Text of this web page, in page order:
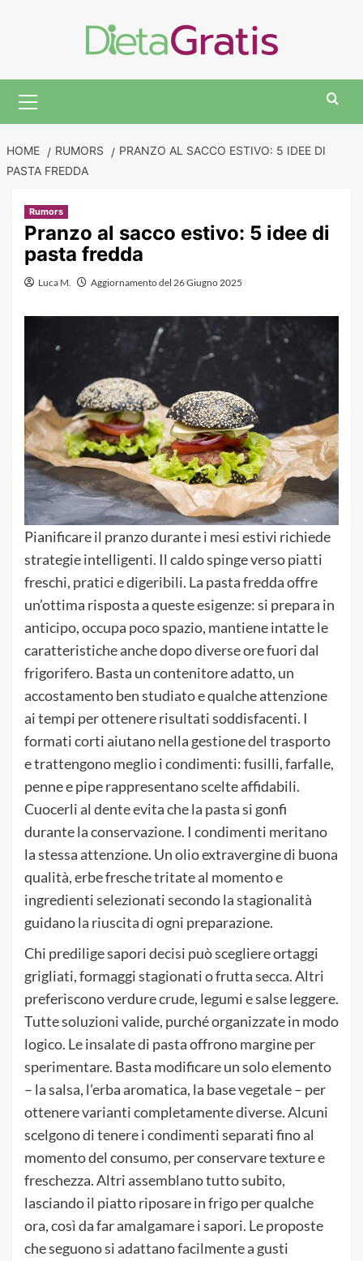
Menu
HOME RUMORS
PRANZO AL SACCO ESTIVO: 5 IDEE DI
PASTA FREDDA
Rumors
Pranzo al sacco estivo: 5 idee di
pasta fredda
Luca M. Aggiornamento del 26 Giugno 2025
Pianificare il pranzo durante i mesi estivi richiede
strategie intelligenti. Il caldo spinge verso piatti
freschi, pratici e digeribili. La pasta fredda offre
un’ottima risposta a queste esigenze: si prepara in
anticipo, occupa poco spazio, mantiene intatte le
caratteristiche anche dopo diverse ore fuori dal
frigorifero. Basta un contenitore adatto, un
accostamento ben studiato e qualche attenzione
ai tempi per ottenere risultati soddisfacenti. I
formati corti aiutano nella gestione del trasporto
e trattengono meglio i condimenti: fusilli, farfalle,
penne e pipe rappresentano scelte affidabili.
Cuocerli al dente evita che la pasta si gonfi
durante la conservazione. I condimenti meritano
la stessa attenzione. Un olio extravergine di buona
qualità, erbe fresche tritate al momento e
ingredienti selezionati secondo la stagionalità
guidano la riuscita di ogni preparazione.
Chi predilige sapori decisi può scegliere ortaggi
grigliati, formaggi stagionati o frutta secca. Altri
preferiscono verdure crude, legumi e salse leggere.
Tutte soluzioni valide, purché organizzate in modo
logico. Le insalate di pasta offrono margine per
sperimentare. Basta modificare un solo elemento
– la salsa, l’erba aromatica, la base vegetale – per
ottenere varianti completamente diverse. Alcuni
scelgono di tenere i condimenti separati fino al
momento del consumo, per conservare texture e
freschezza. Altri assemblano tutto subito,
lasciando il piatto riposare in frigo per qualche
ora, così da far amalgamare i sapori. Le proposte
che seguono si adattano facilmente a gusti